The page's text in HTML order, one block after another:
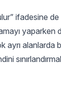
ifadesine de
yaparken
alanlarda